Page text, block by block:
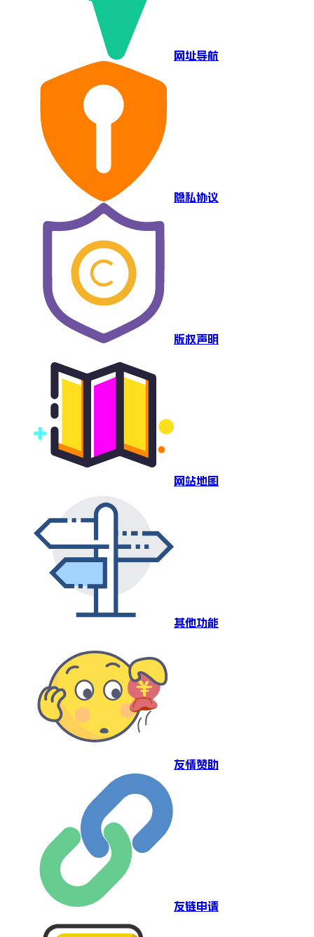
网址导航
隐私协议
版权声明
网站地图
其他功能
友情赞助
友链申请